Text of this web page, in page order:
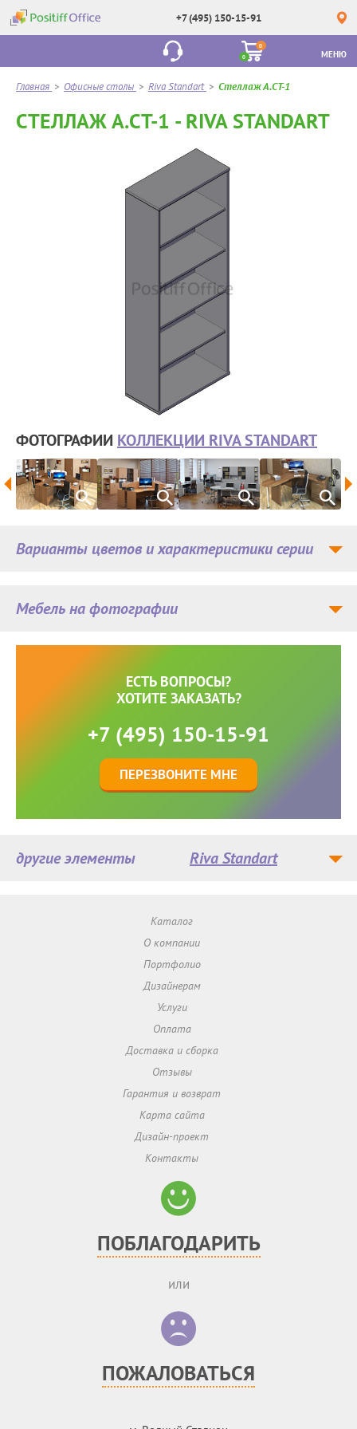
+7 (495) 150-15-91
0
0
МЕНЮ
Главная > Офисные столы > Riva Standart > Стеллаж А.СТ-1
СТЕЛЛАЖ А.СТ-1 - RIVA STANDART
ФОТОГРАФИИ КОЛЛЕКЦИИ RIVA STANDART
Мебель на фотографии
Варианты цветов и характеристики серии
ЕСТЬ ВОПРОСЫ?
ХОТИТЕ ЗАКАЗАТЬ?
+7 (495) 150-15-91
ПЕРЕЗВОНИТЕ МНЕ
другие элементы Riva Standart
Каталог
О компании
Портфолио
Дизайнерам
Услуги
Оплата
Доставка и сборка
Отзывы
Гарантия и возврат
Карта сайта
Дизайн-проект
Контакты
ПОБЛАГОДАРИТЬ
или
ПОЖАЛОВАТЬСЯ